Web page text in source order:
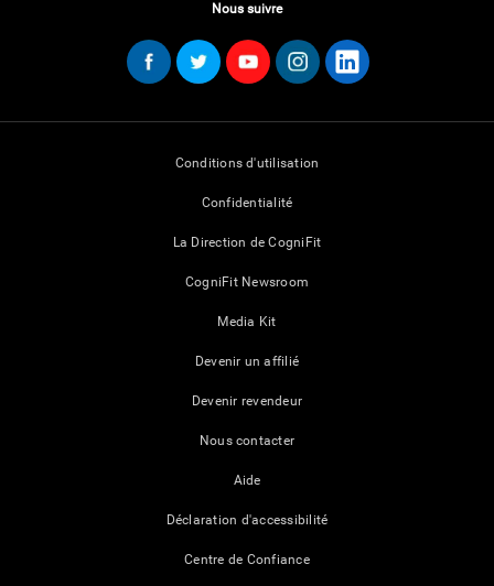
Nous suivre
Conditions d'utilisation
Confidentialité
La Direction de CogniFit
CogniFit Newsroom
Media Kit
Devenir un affilié
Devenir revendeur
Nous contacter
Aide
Déclaration d'accessibilité
Centre de Confiance